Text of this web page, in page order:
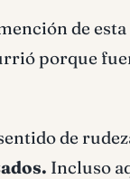
de
porque
de
Incluso